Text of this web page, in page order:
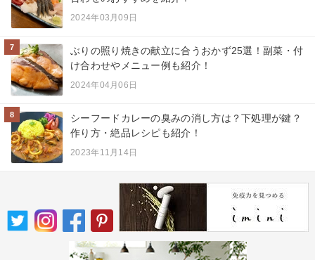
2024年03月09日
7
ぶりの照り焼きの献立に合うおかず25選！副菜・付
け合わせやメニュー例も紹介！
2024年04月06日
8
シーフードカレーの臭みの消し方は？下処理が鍵？
作り方・絶品レシピも紹介！
2023年11月14日